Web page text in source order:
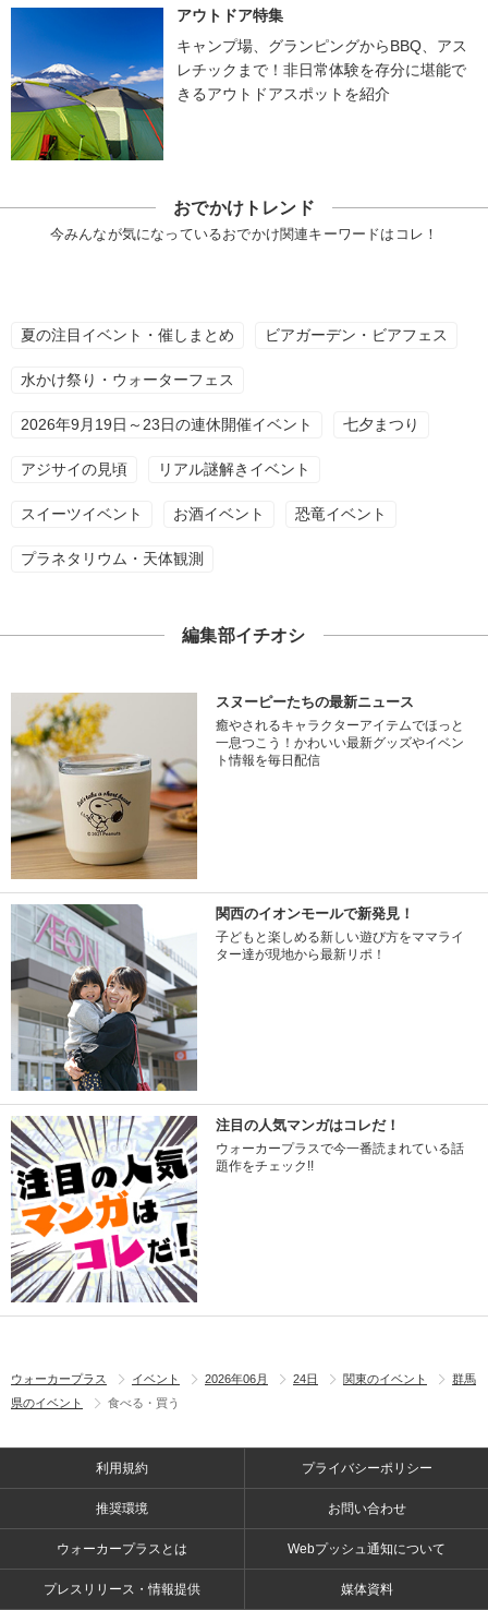
アウトドア特集
キャンプ場、グランピングからBBQ、アス
レチックまで！非日常体験を存分に堪能で
きるアウトドアスポットを紹介
おでかけトレンド
今みんなが気になっているおでかけ関連キーワードはコレ！
夏の注目イベント・催しまとめ ビアガーデン・ビアフェス
水かけ祭り・ウォーターフェス
2026年9月19日～23日の連休開催イベント 七夕まつり
アジサイの見頃 リアル謎解きイベント
スイーツイベント お酒イベント 恐竜イベント
プラネタリウム・天体観測
編集部イチオシ
スヌーピーたちの最新ニュース
癒やされるキャラクターアイテムでほっと
一息つこう！かわいい最新グッズやイベン
ト情報を毎日配信
関西のイオンモールで新発見！
子どもと楽しめる新しい遊び方をママライ
ター達が現地から最新リポ！
注目の人気マンガはコレだ！
ウォーカープラスで今一番読まれている話
題作をチェック!!
ウォーカープラス イベント 2026年06月 24日 関東のイベント
群馬
県のイベント
食べる・買う
利用規約 プライバシーポリシー
推奨環境 お問い合わせ
ウォーカープラスとは Webプッシュ通知について
プレスリリース・情報提供 媒体資料